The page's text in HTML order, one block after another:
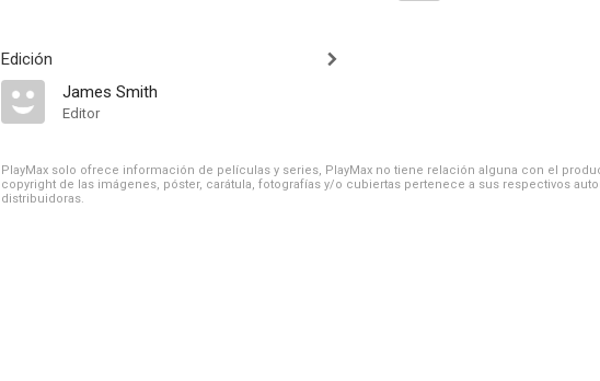
Edición
James Smith
Editor
PlayMax solo ofrece información de películas y series, PlayMax no tiene relación alguna con el
copyright de las imágenes, póster, carátula, fotografías y/o cubiertas pertenece a sus respectivos
distribuidoras.